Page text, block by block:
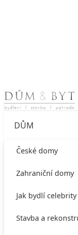
Skip to content
DŮM
České domy
Zahraniční domy
Jak bydlí celebrity
Stavba a